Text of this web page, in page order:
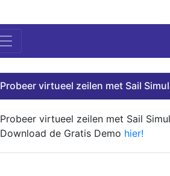
Probeer virtueel zeilen met Sail
Probeer virtueel zeilen met Sail
Download de Gratis Demo hier!